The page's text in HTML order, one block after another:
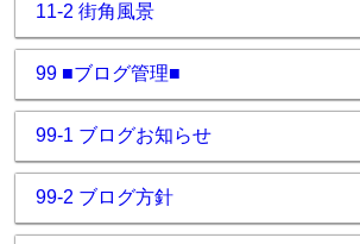
11-2 街角風景
99 ■ブログ管理■
99-1 ブログお知らせ
99-2 ブログ方針